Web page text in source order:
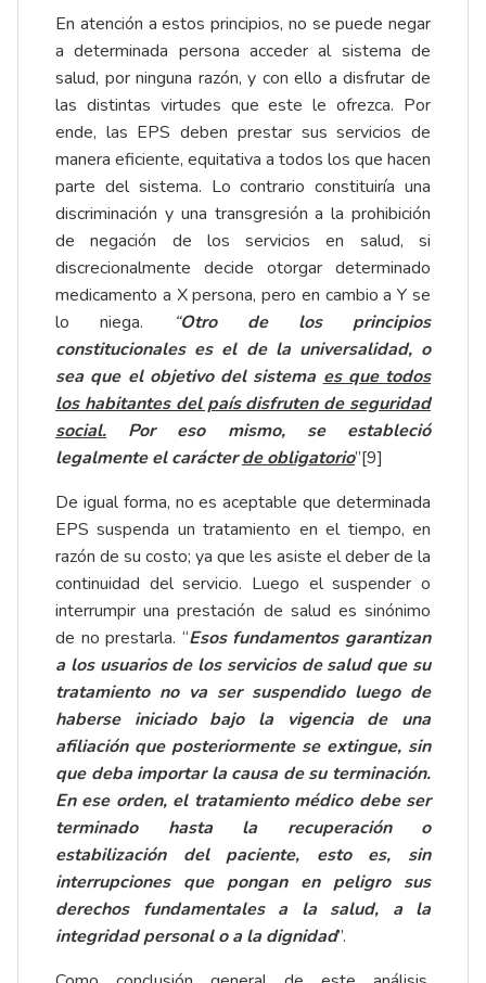
En atención a estos principios, no se puede negar
a determinada persona acceder al sistema de
salud, por ninguna razón, y con ello a disfrutar de
las distintas virtudes que este le ofrezca. Por
ende, las EPS deben prestar sus servicios de
manera eficiente, equitativa a todos los que hacen
parte del sistema. Lo contrario constituiría una
discriminación y una transgresión a la prohibición
de negación de los servicios en salud, si
discrecionalmente decide otorgar determinado
medicamento a X persona, pero en cambio a Y se
lo niega. “Otro de los principios
constitucionales es el de la universalidad, o
sea que el objetivo del sistema es que todos
los habitantes del país disfruten de seguridad
social. Por eso mismo, se estableció
legalmente el carácterde obligatorio”[9]
De igual forma, no es aceptable que determinada
EPS suspenda un tratamiento en el tiempo, en
razón de su costo; ya que les asiste el deber de la
continuidad del servicio. Luego el suspender o
interrumpir una prestación de salud es sinónimo
de no prestarla. “Esos fundamentos garantizan
a los usuarios de los servicios de salud que su
tratamiento no va ser suspendido luego de
haberse iniciado bajo la vigencia de una
afiliación que posteriormente se extingue, sin
que deba importar la causa de su terminación.
En ese orden, el tratamiento médico debe ser
terminado hasta la recuperación o
estabilización del paciente, esto es, sin
interrupciones que pongan en peligro sus
derechos fundamentales a la salud, a la
integridad personal o a la dignidad”.